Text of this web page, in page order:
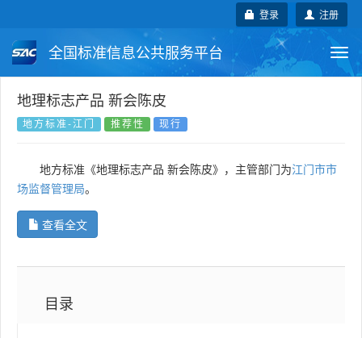
注册
登录
全国标准信息公共服务平台
国家标准 行业标准
国外标准 技术委员会
地理标志产品 新会陈皮
地方标准-江门 推荐性 现行
地方标准《地理标志产品 新会陈皮》，主管部门为江门市市
场监督管理局。
查看全文
目录